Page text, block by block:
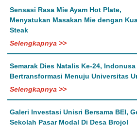
Sensasi Rasa Mie Ayam Hot Plate,
Menyatukan Masakan Mie dengan
Steak
Selengkapnya >>
Semarak Dies Natalis Ke-24, Indonusa
Bertransformasi Menuju Universitas
Selengkapnya >>
Galeri Investasi Unisri Bersama BEI,
Sekolah Pasar Modal Di Desa Brojol